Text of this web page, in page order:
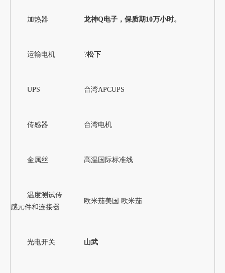
加热器 龙神Q电子，保质期10万小时。
运输电机 ?松下
UPS 台湾APCUPS
传感器 台湾电机
金属丝 高温国际标准线
温度测试传
感元件和连接器
欧米茄美国 欧米茄
光电开关 山武